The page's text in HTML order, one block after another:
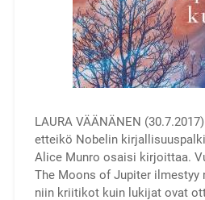
LAURA VÄÄNÄNEN
etteikö Nobelin
Alice Munro osaisi kirjoittaa.
The Moons of Jupiter ilmestyy
niin kriitikot kuin lukijat ovat